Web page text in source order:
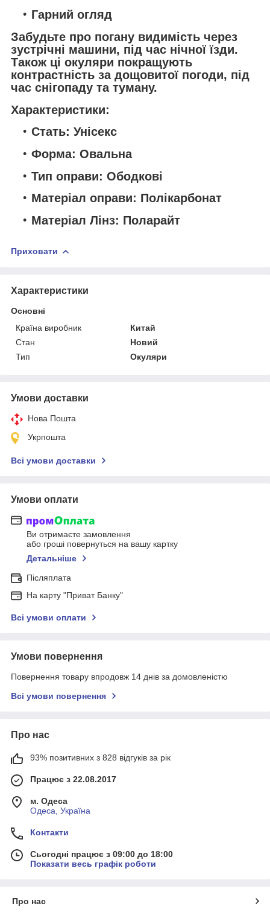
Гарний огляд
Забудьте про погану видимість через
зустрічні машини, під час нічної їзди.
Також ці окуляри покращують
контрастність за дощовитої погоди, під
час снігопаду та туману.
Характеристики:
Стать: Унісекс
Форма: Овальна
Тип оправи: Ободкові
Матеріал оправи: Полікарбонат
Матеріал Лінз: Поларайт
Приховати
Характеристики
Основні
Країна виробник
Китай
Стан
Новий
Тип
Окуляри
Умови доставки
Нова Пошта
Укрпошта
Всі умови доставки
Умови оплати
Ви отримаєте замовлення
або гроші повернуться на вашу картку
Детальніше
Післяплата
На карту "Приват Банку"
Всі умови оплати
Умови повернення
Повернення товару впродовж 14 днів за домовленістю
Всі умови повернення
Про нас
93% позитивних з 828 відгуків за рік
Працює з 22.08.2017
м. Одеса
Одеса, Україна
Контакти
Сьогодні працює з 09:00 до 18:00
Показати весь графік роботи
Про нас